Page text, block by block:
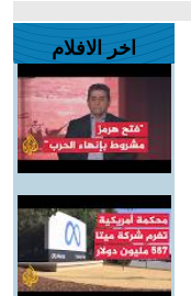
اخر الافلام